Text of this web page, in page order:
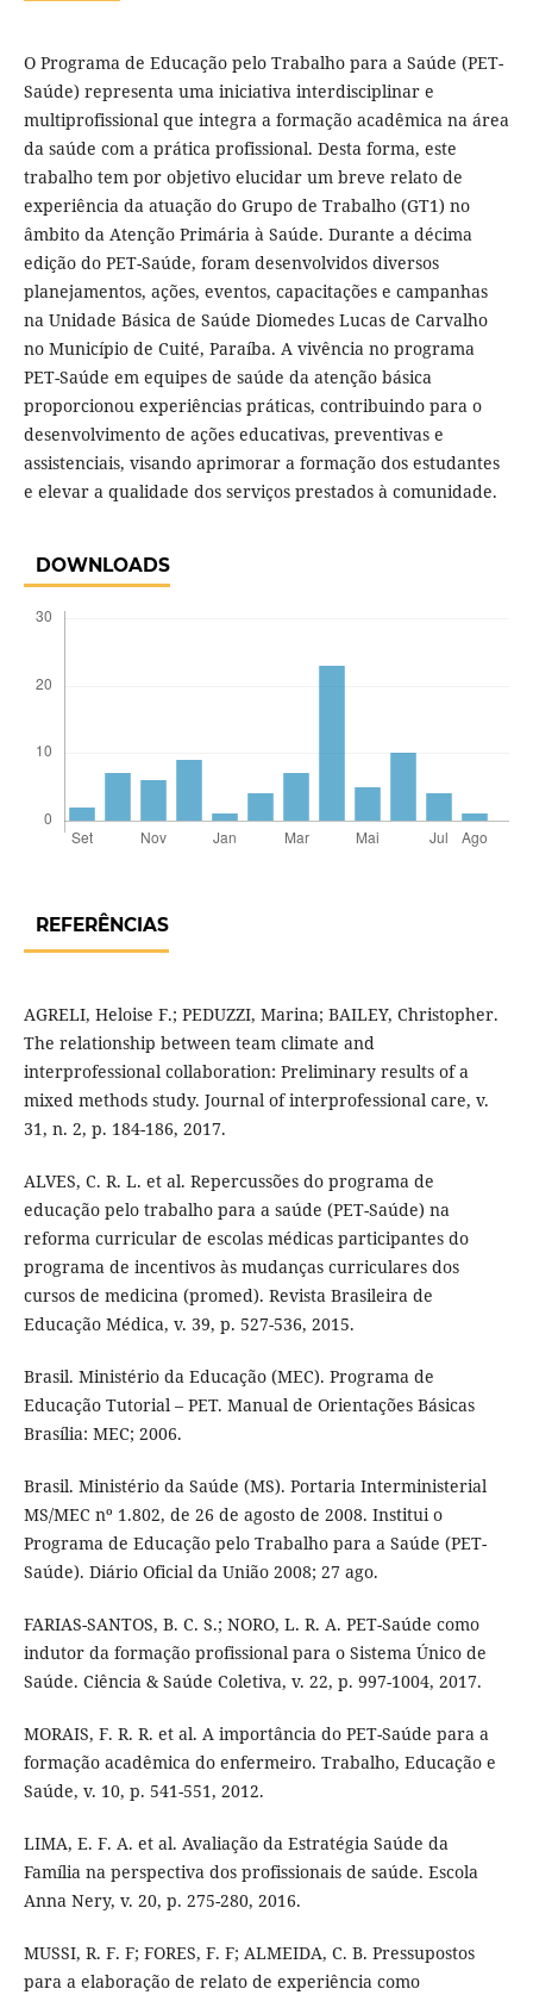
O Programa de Educação pelo Trabalho para a Saúde (PET-
Saúde) representa uma iniciativa interdisciplinar e
multiprofissional que integra a formação acadêmica na área
da saúde com a prática profissional. Desta forma, este
trabalho tem por objetivo elucidar um breve relato de
experiência da atuação do Grupo de Trabalho (GT1) no
âmbito da Atenção Primária à Saúde. Durante a décima
edição do PET-Saúde, foram desenvolvidos diversos
planejamentos, ações, eventos, capacitações e campanhas
na Unidade Básica de Saúde Diomedes Lucas de Carvalho
no Município de Cuité, Paraíba. A vivência no programa
PET-Saúde em equipes de saúde da atenção básica
proporcionou experiências práticas, contribuindo para o
desenvolvimento de ações educativas, preventivas e
assistenciais, visando aprimorar a formação dos estudantes
e elevar a qualidade dos serviços prestados à comunidade.
DOWNLOADS
REFERÊNCIAS
AGRELI, Heloise F.; PEDUZZI, Marina; BAILEY, Christopher.
The relationship between team climate and
interprofessional collaboration: Preliminary results of a
mixed methods study. Journal of interprofessional care, v.
31, n. 2, p. 184-186, 2017.
ALVES, C. R. L. et al. Repercussões do programa de
educação pelo trabalho para a saúde (PET-Saúde) na
reforma curricular de escolas médicas participantes do
programa de incentivos às mudanças curriculares dos
cursos de medicina (promed). Revista Brasileira de
Educação Médica, v. 39, p. 527-536, 2015.
Brasil. Ministério da Educação (MEC). Programa de
Educação Tutorial – PET. Manual de Orientações Básicas
Brasília: MEC; 2006.
Brasil. Ministério da Saúde (MS). Portaria Interministerial
MS/MEC nº 1.802, de 26 de agosto de 2008. Institui o
Programa de Educação pelo Trabalho para a Saúde (PET-
Saúde). Diário Oficial da União 2008; 27 ago.
FARIAS-SANTOS, B. C. S.; NORO, L. R. A. PET-Saúde como
indutor da formação profissional para o Sistema Único de
Saúde. Ciência & Saúde Coletiva, v. 22, p. 997-1004, 2017.
MORAIS, F. R. R. et al. A importância do PET-Saúde para a
formação acadêmica do enfermeiro. Trabalho, Educação e
Saúde, v. 10, p. 541-551, 2012.
LIMA, E. F. A. et al. Avaliação da Estratégia Saúde da
Família na perspectiva dos profissionais de saúde. Escola
Anna Nery, v. 20, p. 275-280, 2016.
MUSSI, R. F. F; FORES, F. F; ALMEIDA, C. B. Pressupostos
para a elaboração de relato de experiência como